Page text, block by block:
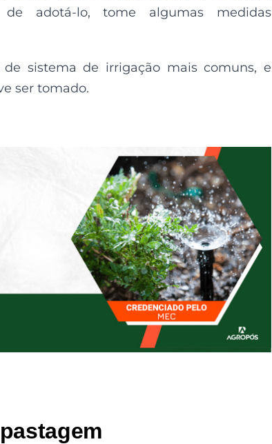
adotá-lo, tome algumas medidas
sistema de irrigação mais comuns, e
ser tomado.